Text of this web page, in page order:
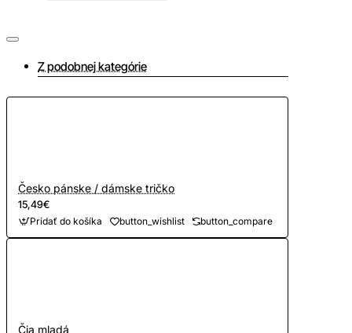
Z podobnej kategórie
Česko pánske / dámske tričko
15,49€
Pridať do košíka button_wishlist button_compare
Čia mladá